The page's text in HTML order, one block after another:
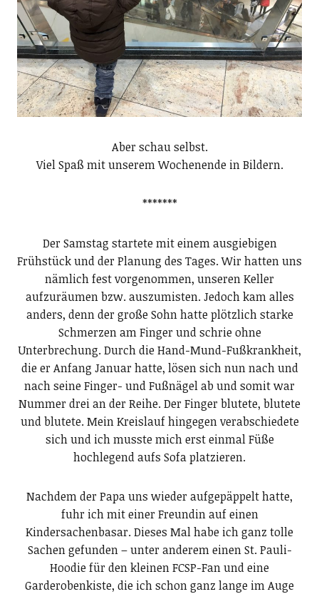
Aber schau selbst.
Viel Spaß mit unserem Wochenende in Bildern.
*******
Der Samstag startete mit einem ausgiebigen
Frühstück und der Planung des Tages. Wir hatten uns
nämlich fest vorgenommen, unseren Keller
aufzuräumen bzw. auszumisten. Jedoch kam alles
anders, denn der große Sohn hatte plötzlich starke
Schmerzen am Finger und schrie ohne
Unterbrechung. Durch die Hand-Mund-Fußkrankheit,
die er Anfang Januar hatte, lösen sich nun nach und
nach seine Finger- und Fußnägel ab und somit war
Nummer drei an der Reihe. Der Finger blutete, blutete
und blutete. Mein Kreislauf hingegen verabschiedete
sich und ich musste mich erst einmal Füße
hochlegend aufs Sofa platzieren.
Nachdem der Papa uns wieder aufgepäppelt hatte,
fuhr ich mit einer Freundin auf einen
Kindersachenbasar. Dieses Mal habe ich ganz tolle
Sachen gefunden – unter anderem einen St. Pauli-
Hoodie für den kleinen FCSP-Fan und eine
Garderobenkiste, die ich schon ganz lange im Auge